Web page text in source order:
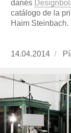
danés
catálogo de la
Haim Steinbach.
Publicado
14.04.2014